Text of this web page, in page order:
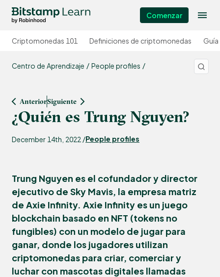
Comenzar
Criptomonedas 101 Definiciones de criptomonedas
Centro de Aprendizaje People profiles
AnteriorSiguiente
¿Quién es Trung Nguyen?
December 14th, 2022 /People profiles
Trung Nguyen es el cofundador y director
ejecutivo de Sky Mavis, la empresa matriz
de Axie Infinity. Axie Infinity es un juego
blockchain basado en NFT (tokens no
fungibles) con un modelo de jugar para
ganar, donde los jugadores utilizan
criptomonedas para criar, comerciar y
luchar con mascotas digitales llamadas